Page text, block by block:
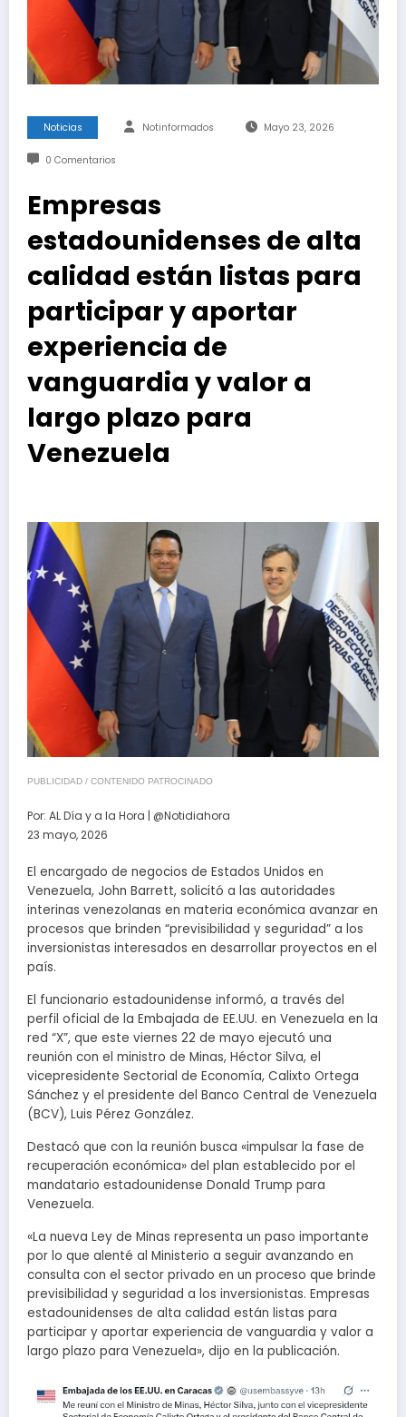
Noticias Notinformados Mayo 23, 2026
0 Comentarios
Empresas
estadounidenses de alta
calidad están listas para
participar y aportar
experiencia de
vanguardia y valor a
largo plazo para
Venezuela
PUBLICIDAD / CONTENIDO PATROCINADO
Por: AL Día y a la Hora | @Notidiahora
23 mayo, 2026
El encargado de negocios de Estados Unidos en
Venezuela, John Barrett, solicitó a las autoridades
interinas venezolanas en materia económica avanzar en
procesos que brinden “previsibilidad y seguridad” a los
inversionistas interesados en desarrollar proyectos en el
país.
El funcionario estadounidense informó, a través del
perfil oficial de la Embajada de EE.UU. en Venezuela en la
red “X”, que este viernes 22 de mayo ejecutó una
reunión con el ministro de Minas, Héctor Silva, el
vicepresidente Sectorial de Economía, Calixto Ortega
Sánchez y el presidente del Banco Central de Venezuela
(BCV), Luis Pérez González.
Destacó que con la reunión busca «impulsar la fase de
recuperación económica» del plan establecido por el
mandatario estadounidense Donald Trump para
Venezuela.
«La nueva Ley de Minas representa un paso importante
por lo que alenté al Ministerio a seguir avanzando en
consulta con el sector privado en un proceso que brinde
previsibilidad y seguridad a los inversionistas. Empresas
estadounidenses de alta calidad están listas para
participar y aportar experiencia de vanguardia y valor a
largo plazo para Venezuela», dijo en la publicación.